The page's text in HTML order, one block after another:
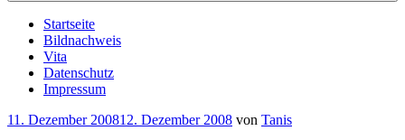
Startseite
Bildnachweis
Vita
Datenschutz
Impressum
Veröffentlicht
11. Dezember 200812. Dezember 2008 von Tanis